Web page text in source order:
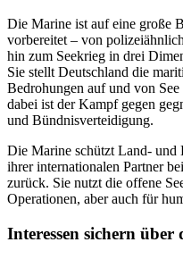
Die Marine ist auf eine große
vorbereitet – von
hin zum Seekrieg in drei
Sie stellt Deutschland die
Bedrohungen auf und von
dabei ist der Kampf gegen
und Bündnisverteidigung.
Die Marine schützt Land- und
ihrer internationalen Partner
zurück. Sie nutzt die offene
Operationen, aber auch für
Interessen sichern über